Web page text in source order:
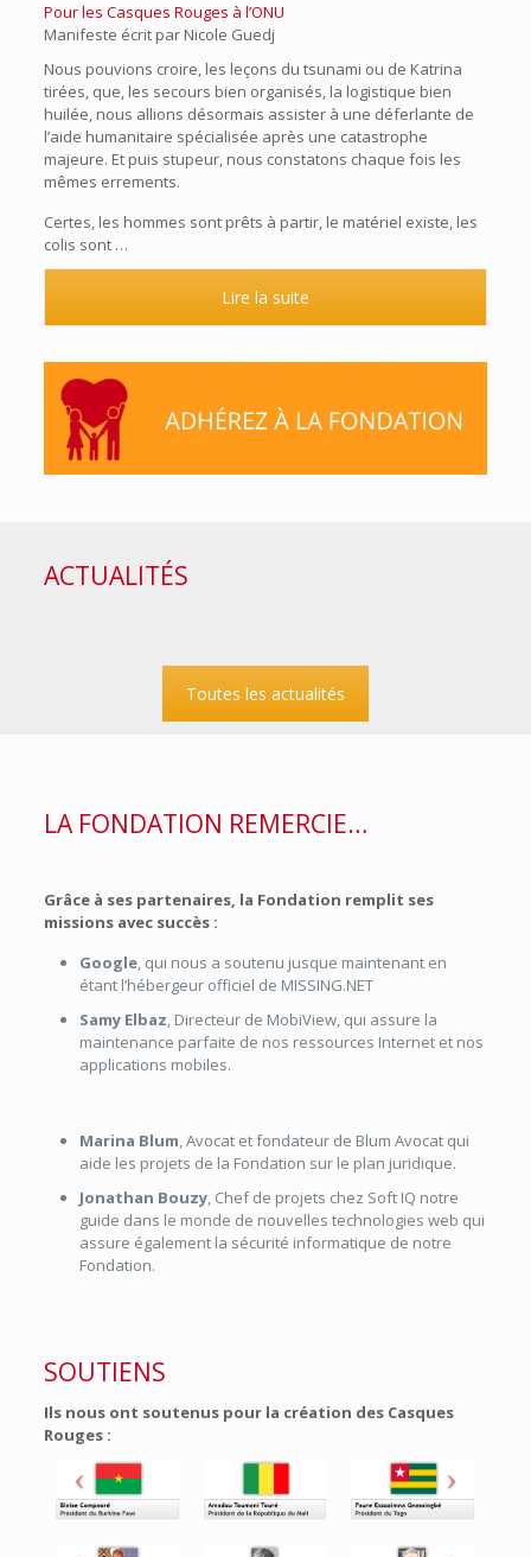
Pour les Casques Rouges à l’ONU
Manifeste écrit par Nicole Guedj
Nous pouvions croire, les leçons du tsunami ou de Katrina
tirées, que, les secours bien organisés, la logistique bien
huilée, nous allions désormais assister à une déferlante de
l’aide humanitaire spécialisée après une catastrophe
majeure. Et puis stupeur, nous constatons chaque fois les
mêmes errements.
Certes, les hommes sont prêts à partir, le matériel existe, les
colis sont …
Lire la suite
ACTUALITÉS
Toutes les actualités
LA FONDATION REMERCIE…
Grâce à ses partenaires, la Fondation remplit ses
missions avec succès :
Google, qui nous a soutenu jusque maintenant en
étant l’hébergeur officiel de MISSING.NET
Samy Elbaz, Directeur de MobiView, qui assure la
maintenance parfaite de nos ressources Internet et nos
applications mobiles.
Marina Blum, Avocat et fondateur de Blum Avocat qui
aide les projets de la Fondation sur le plan juridique.
Jonathan Bouzy, Chef de projets chez Soft IQ notre
guide dans le monde de nouvelles technologies web qui
assure également la sécurité informatique de notre
Fondation.
SOUTIENS
Ils nous ont soutenus pour la création des Casques
Rouges :